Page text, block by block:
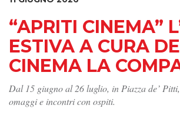
“APRITI CINEMA”
ESTIVA A CURA
CINEMA LA
Dal 15 giugno al 26 luglio, in Piazza de’
omaggi e incontri con ospiti.